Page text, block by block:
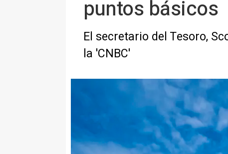
puntos básicos
El secretario del Tesoro,
la 'CNBC'